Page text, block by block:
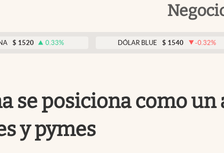
0.33% DÓLAR BLUE $ 1540 -0.32%
se posiciona como
y pymes